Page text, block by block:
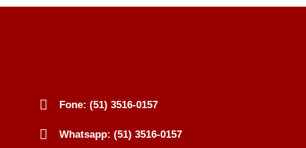
Fone: (51) 3516-0157
Whatsapp: (51) 3516-0157